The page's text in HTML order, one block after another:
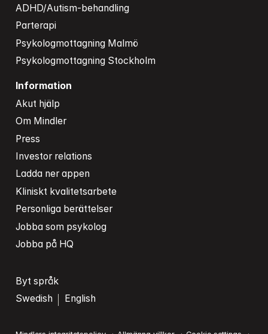
ADHD/Autism-behandling
Parterapi
Psykologmottagning Malmö
Psykologmottagning Stockholm
Information
Akut hjälp
Om Mindler
Press
Investor relations
Ladda ner appen
Kliniskt kvalitetsarbete
Personliga berättelser
Jobba som psykolog
Jobba på HQ
Byt språk
Swedish
English